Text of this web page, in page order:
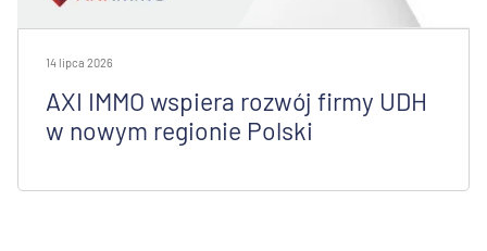
14 lipca 2026
AXI IMMO wspiera rozwój firmy UDH
w nowym regionie Polski